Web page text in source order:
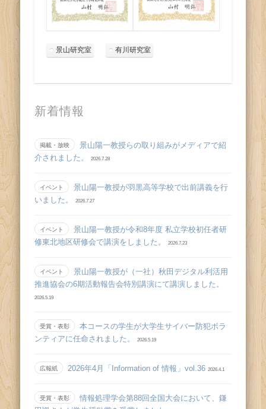
景山研究室 有川研究室
新着情報
掲載・放映
景山陽一教授らの取り組みがメディアで紹
介されました。
2026.7.28
イベント
景山陽一教授が羽黒高等学校で出前講義を行
いました。
2026.7.27
イベント
景山陽一教授が令和8年度 私立学校初任者研
修東北地区研修会で講演をしました。
2026.7.23
イベント
景山陽一教授が（一社）秋田デジタル利活用
推進協会の6期活動報告会特別講演にて講演しました。
2026.5.19
受賞・表彰
本コースの学生が大学生サイバー防犯ボラ
ンティアに任命されました。
2026.5.19
広報紙 2026年4月「Information of 情報」vol.36 2026.4.1
受賞・表彰
情報処理学会第88回全国大会において、鎌